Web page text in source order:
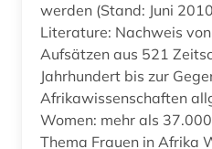
bodenanalyse (1)
bodenkunde (4)
bodennutzung (1)
bodenpolitik (1)
Suedostasien (1)
Suedosteuropa (5)
Thueringen (1)
werden (Stand: Juni 2010): Africana
Literature: Nachweis
Aufsätzen aus 521
Jahrhundert bis zur
Afrikawissenschaften
Women: mehr als
Thema Frauen in Afrika